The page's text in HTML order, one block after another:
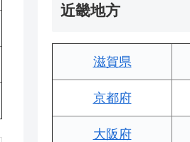
近畿地方
滋賀県
京都府
大阪府